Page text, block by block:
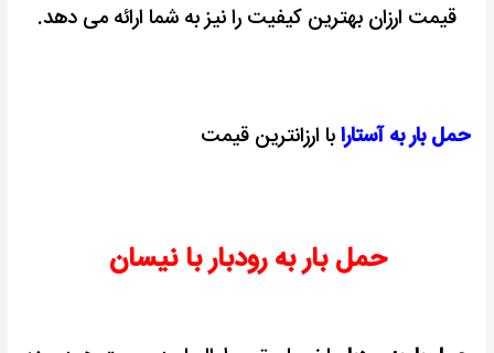
قیمت ارزان بهترین کیفیت را نیز به شما ارائه می دهد.
حمل بار به آستارابا ارزانترین قیمت
حمل بار به رودبار با نیسان